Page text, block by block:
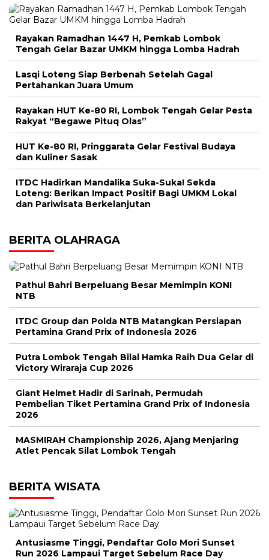
Rayakan Ramadhan 1447 H, Pemkab Lombok
Tengah Gelar Bazar UMKM hingga Lomba Hadrah
Lasqi Loteng Siap Berbenah Setelah Gagal
Pertahankan Juara Umum
Rayakan HUT Ke-80 RI, Lombok Tengah Gelar Pesta
Rakyat “Begawe Pituq Olas”
HUT Ke-80 RI, Pringgarata Gelar Festival Budaya
dan Kuliner Sasak
ITDC Hadirkan Mandalika Suka-Suka! Sekda
Loteng: Berikan Impact Positif Bagi UMKM Lokal
dan Pariwisata Berkelanjutan
BERITA OLAHRAGA
Pathul Bahri Berpeluang Besar Memimpin KONI
NTB
ITDC Group dan Polda NTB Matangkan Persiapan
Pertamina Grand Prix of Indonesia 2026
Putra Lombok Tengah Bilal Hamka Raih Dua Gelar di
Victory Wiraraja Cup 2026
Giant Helmet Hadir di Sarinah, Permudah
Pembelian Tiket Pertamina Grand Prix of Indonesia
2026
MASMIRAH Championship 2026, Ajang Menjaring
Atlet Pencak Silat Lombok Tengah
BERITA WISATA
Antusiasme Tinggi, Pendaftar Golo Mori Sunset
Run 2026 Lampaui Target Sebelum Race Day